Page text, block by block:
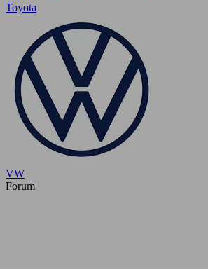
Toyota
VW
Forum